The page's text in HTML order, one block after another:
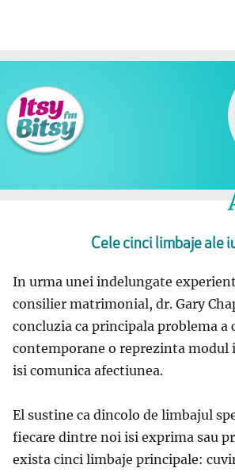
Cele cinci limbaje ale
In urma unei indelungate
consilier matrimonial, dr. Gary
concluzia ca principala problema a
contemporane o reprezinta modul
isi comunica afectiunea.
El sustine ca dincolo de limbajul
fiecare dintre noi isi exprima sau
exista cinci limbaje principale: